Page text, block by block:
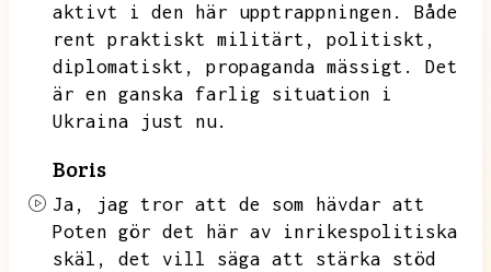
aktivt i den här upptrappningen.
Både
rent praktiskt militärt,
politiskt,
diplomatiskt,
propaganda mässigt.
Det
är en ganska farlig situation i
Ukraina just nu.
Boris
Ja,
jag tror att de som hävdar att
Poten gör det här av inrikespolitiska
skäl,
det vill säga att stärka stöd